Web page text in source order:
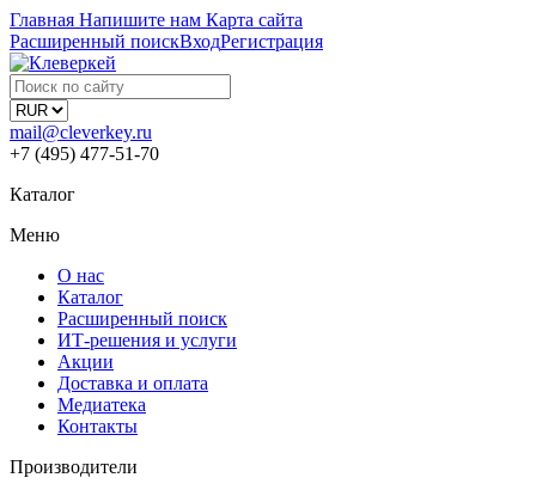
Главная Напишите нам Карта сайта
Расширенный поискВходРегистрация
mail@cleverkey.ru
+7 (495) 477-51-70
Каталог
Меню
О нас
Каталог
Расширенный поиск
ИТ-решения и услуги
Акции
Доставка и оплата
Медиатека
Контакты
Производители